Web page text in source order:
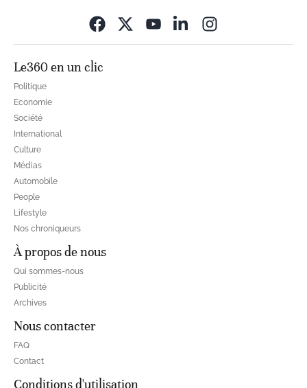
Le360 en un clic
Politique
Economie
Société
International
Culture
Médias
Automobile
People
Lifestyle
Nos chroniqueurs
À propos de nous
Qui sommes-nous
Publicité
Archives
Nous contacter
FAQ
Contact
Conditions d'utilisation